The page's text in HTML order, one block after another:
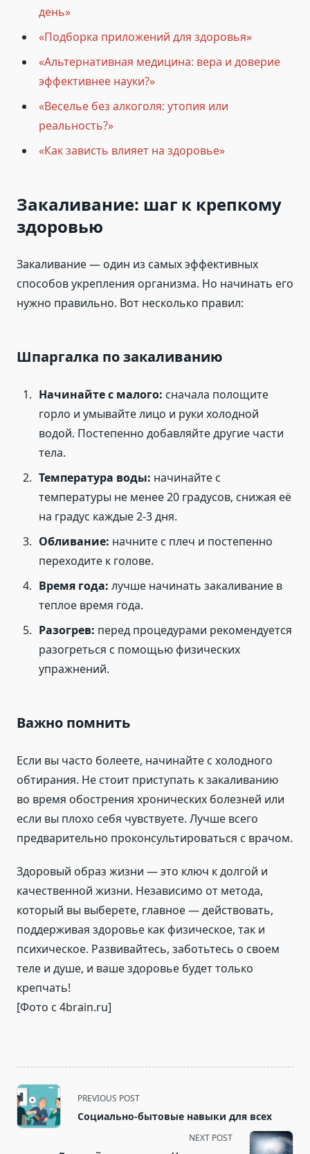
день»
«Подборка приложений для здоровья»
«Альтернативная медицина: вера и доверие
эффективнее науки?»
«Веселье без алкоголя: утопия или
реальность?»
«Как зависть влияет на здоровье»
Закаливание: шаг к крепкому
здоровью
Закаливание — один из самых эффективных
способов укрепления организма. Но начинать его
нужно правильно. Вот несколько правил:
Шпаргалка по закаливанию
Начинайте с малого: сначала полощите
горло и умывайте лицо и руки холодной
водой. Постепенно добавляйте другие части
тела.
Температура воды: начинайте с
температуры не менее 20 градусов, снижая её
на градус каждые 2-3 дня.
Обливание: начните с плеч и постепенно
переходите к голове.
Время года: лучше начинать закаливание в
теплое время года.
Разогрев: перед процедурами рекомендуется
разогреться с помощью физических
упражнений.
Важно помнить
Если вы часто болеете, начинайте с холодного
обтирания. Не стоит приступать к закаливанию
во время обострения хронических болезней или
если вы плохо себя чувствуете. Лучше всего
предварительно проконсультироваться с врачом.
Здоровый образ жизни — это ключ к долгой и
качественной жизни. Независимо от метода,
который вы выберете, главное — действовать,
поддерживая здоровье как физическое, так и
психическое. Развивайтесь, заботьтесь о своем
теле и душе, и ваше здоровье будет только
крепчать!
[Фото с 4brain.ru]
<span
class="nav-
subtitle
PREVIOUS POST
Социально-бытовые навыки для всех
NEXT POST